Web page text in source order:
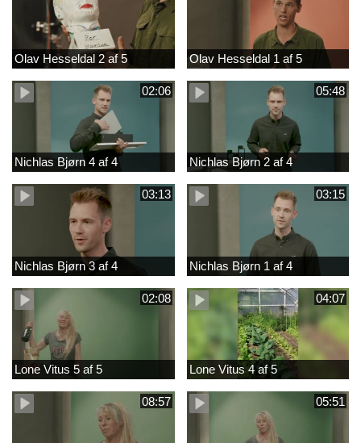
Olav Hesseldal 2 af 5 Olav Hesseldal 1 af 5
02:06
Nichlas Bjørn 4 af 4
05:48
Nichlas Bjørn 2 af 4
03:13
Nichlas Bjørn 3 af 4
03:15
Nichlas Bjørn 1 af 4
02:08
Lone Vitus 5 af 5
04:07
Lone Vitus 4 af 5
08:57 05:51